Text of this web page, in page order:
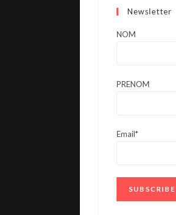
Newsletter
NOM
PRENOM
Email*